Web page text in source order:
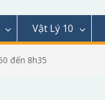
Vật Lý 10
đến 8h35